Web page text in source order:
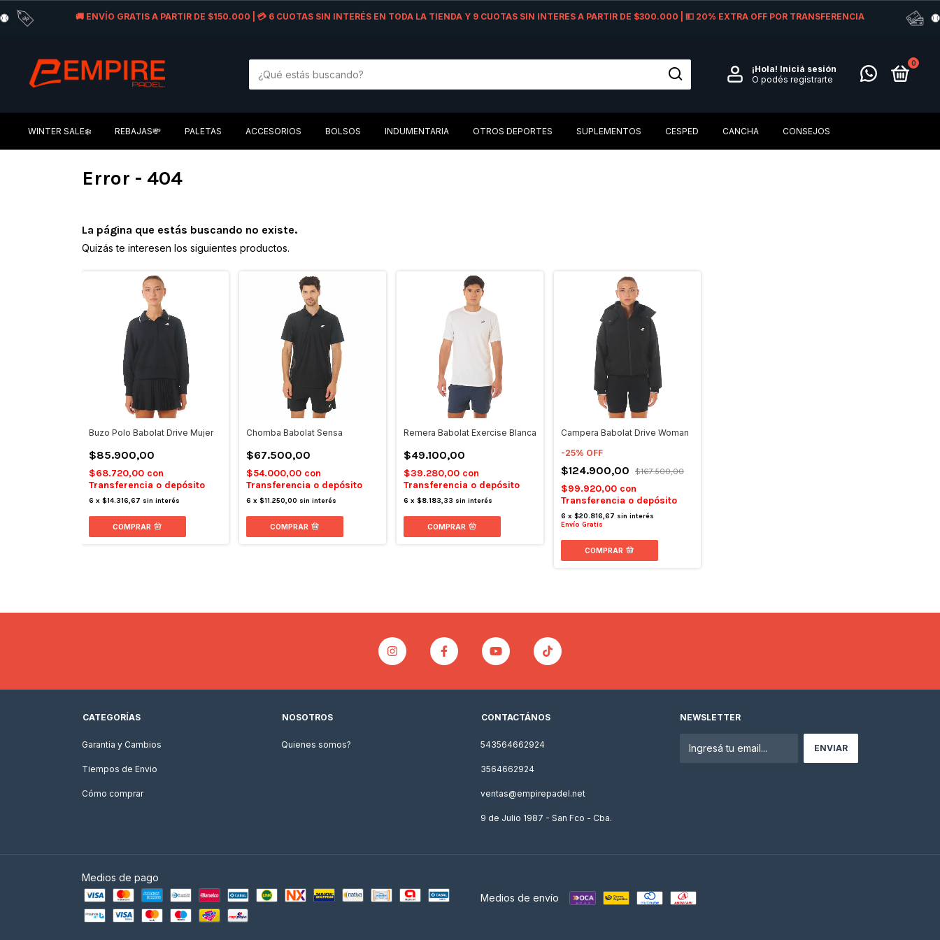
🚚 ENVÍO GRATIS A PARTIR DE $150.000 | 💳 6 CUOTAS SIN INTERÉS EN TODA LA TIENDA Y 9 CUOTAS SIN INTERES A PARTIR DE $300.000 | 💵 20% EXTRA OFF POR TRANSFERENCIA
¡Hola! Iniciá sesión
O podés registrarte
0
WINTER SALE❄️ REBAJAS💸 PALETAS ACCESORIOS BOLSOS INDUMENTARIA OTROS DEPORTES SUPLEMENTOS CESPED CANCHA CONSEJOS
Error - 404
La página que estás buscando no existe.
Quizás te interesen los siguientes productos.
Buzo Polo Babolat Drive Mujer
$85.900,00
$68.720,00 con
Transferencia o depósito
6 x $14.316,67 sin interés
COMPRAR
Chomba Babolat Sensa
$67.500,00
$54.000,00 con
Transferencia o depósito
6 x $11.250,00 sin interés
COMPRAR
Remera Babolat Exercise Blanca
$49.100,00
$39.280,00 con
Transferencia o depósito
6 x $8.183,33 sin interés
COMPRAR
Campera Babolat Drive Woman
-25% OFF
$124.900,00 $167.500,00
$99.920,00 con
Transferencia o depósito
6 x $20.816,67 sin interés
Envío Gratis
COMPRAR
CATEGORÍAS
Garantia y Cambios
Tiempos de Envio
Cómo comprar
NOSOTROS
Quienes somos?
CONTACTÁNOS
543564662924
3564662924
ventas@empirepadel.net
9 de Julio 1987 - San Fco - Cba.
NEWSLETTER
Medios de pago
Medios de envío